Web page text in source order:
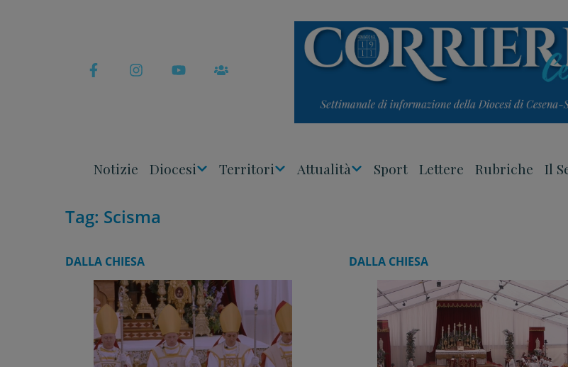
Notizie Diocesi Territori Attualità Sport Lettere Rubriche Il
Tag: Scisma
DALLA CHIESA DALLA CHIESA